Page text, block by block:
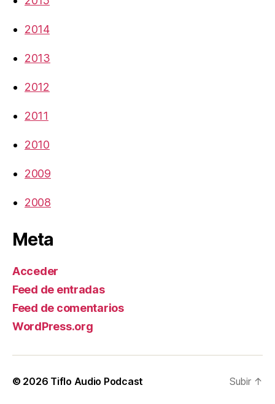
2014
2013
2012
2011
2010
2009
2008
Meta
Acceder
Feed de entradas
Feed de comentarios
WordPress.org
© 2026 Tiflo Audio Podcast Subir ↑